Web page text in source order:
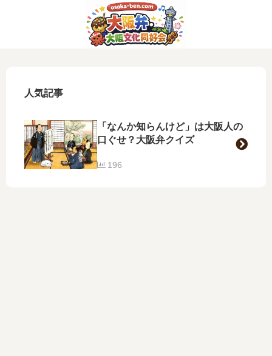
人気記事
「なんか知らんけど」は大阪人の
口ぐせ？大阪弁クイズ
196